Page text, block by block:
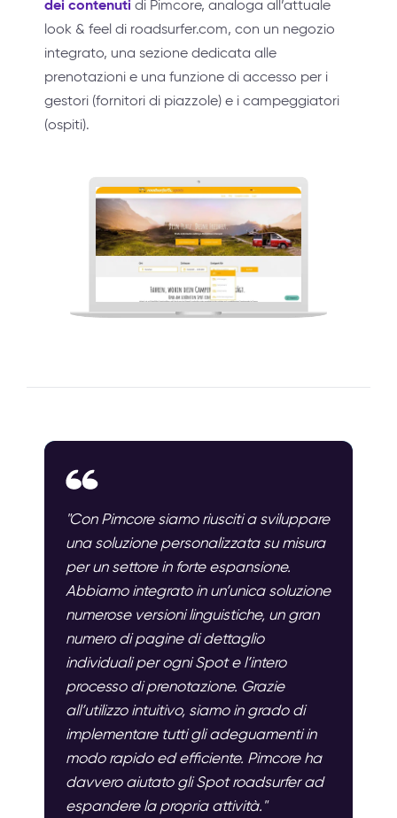
dei contenuti di Pimcore, analoga all’attuale
look & feel di roadsurfer.com, con un negozio
integrato, una sezione dedicata alle
prenotazioni e una funzione di accesso per i
gestori (fornitori di piazzole) e i campeggiatori
(ospiti).
"Con Pimcore siamo riusciti a sviluppare
una soluzione personalizzata su misura
per un settore in forte espansione.
Abbiamo integrato in un’unica soluzione
numerose versioni linguistiche, un gran
numero di pagine di dettaglio
individuali per ogni Spot e l’intero
processo di prenotazione. Grazie
all’utilizzo intuitivo, siamo in grado di
implementare tutti gli adeguamenti in
modo rapido ed efficiente. Pimcore ha
davvero aiutato gli Spot roadsurfer ad
espandere la propria attività."